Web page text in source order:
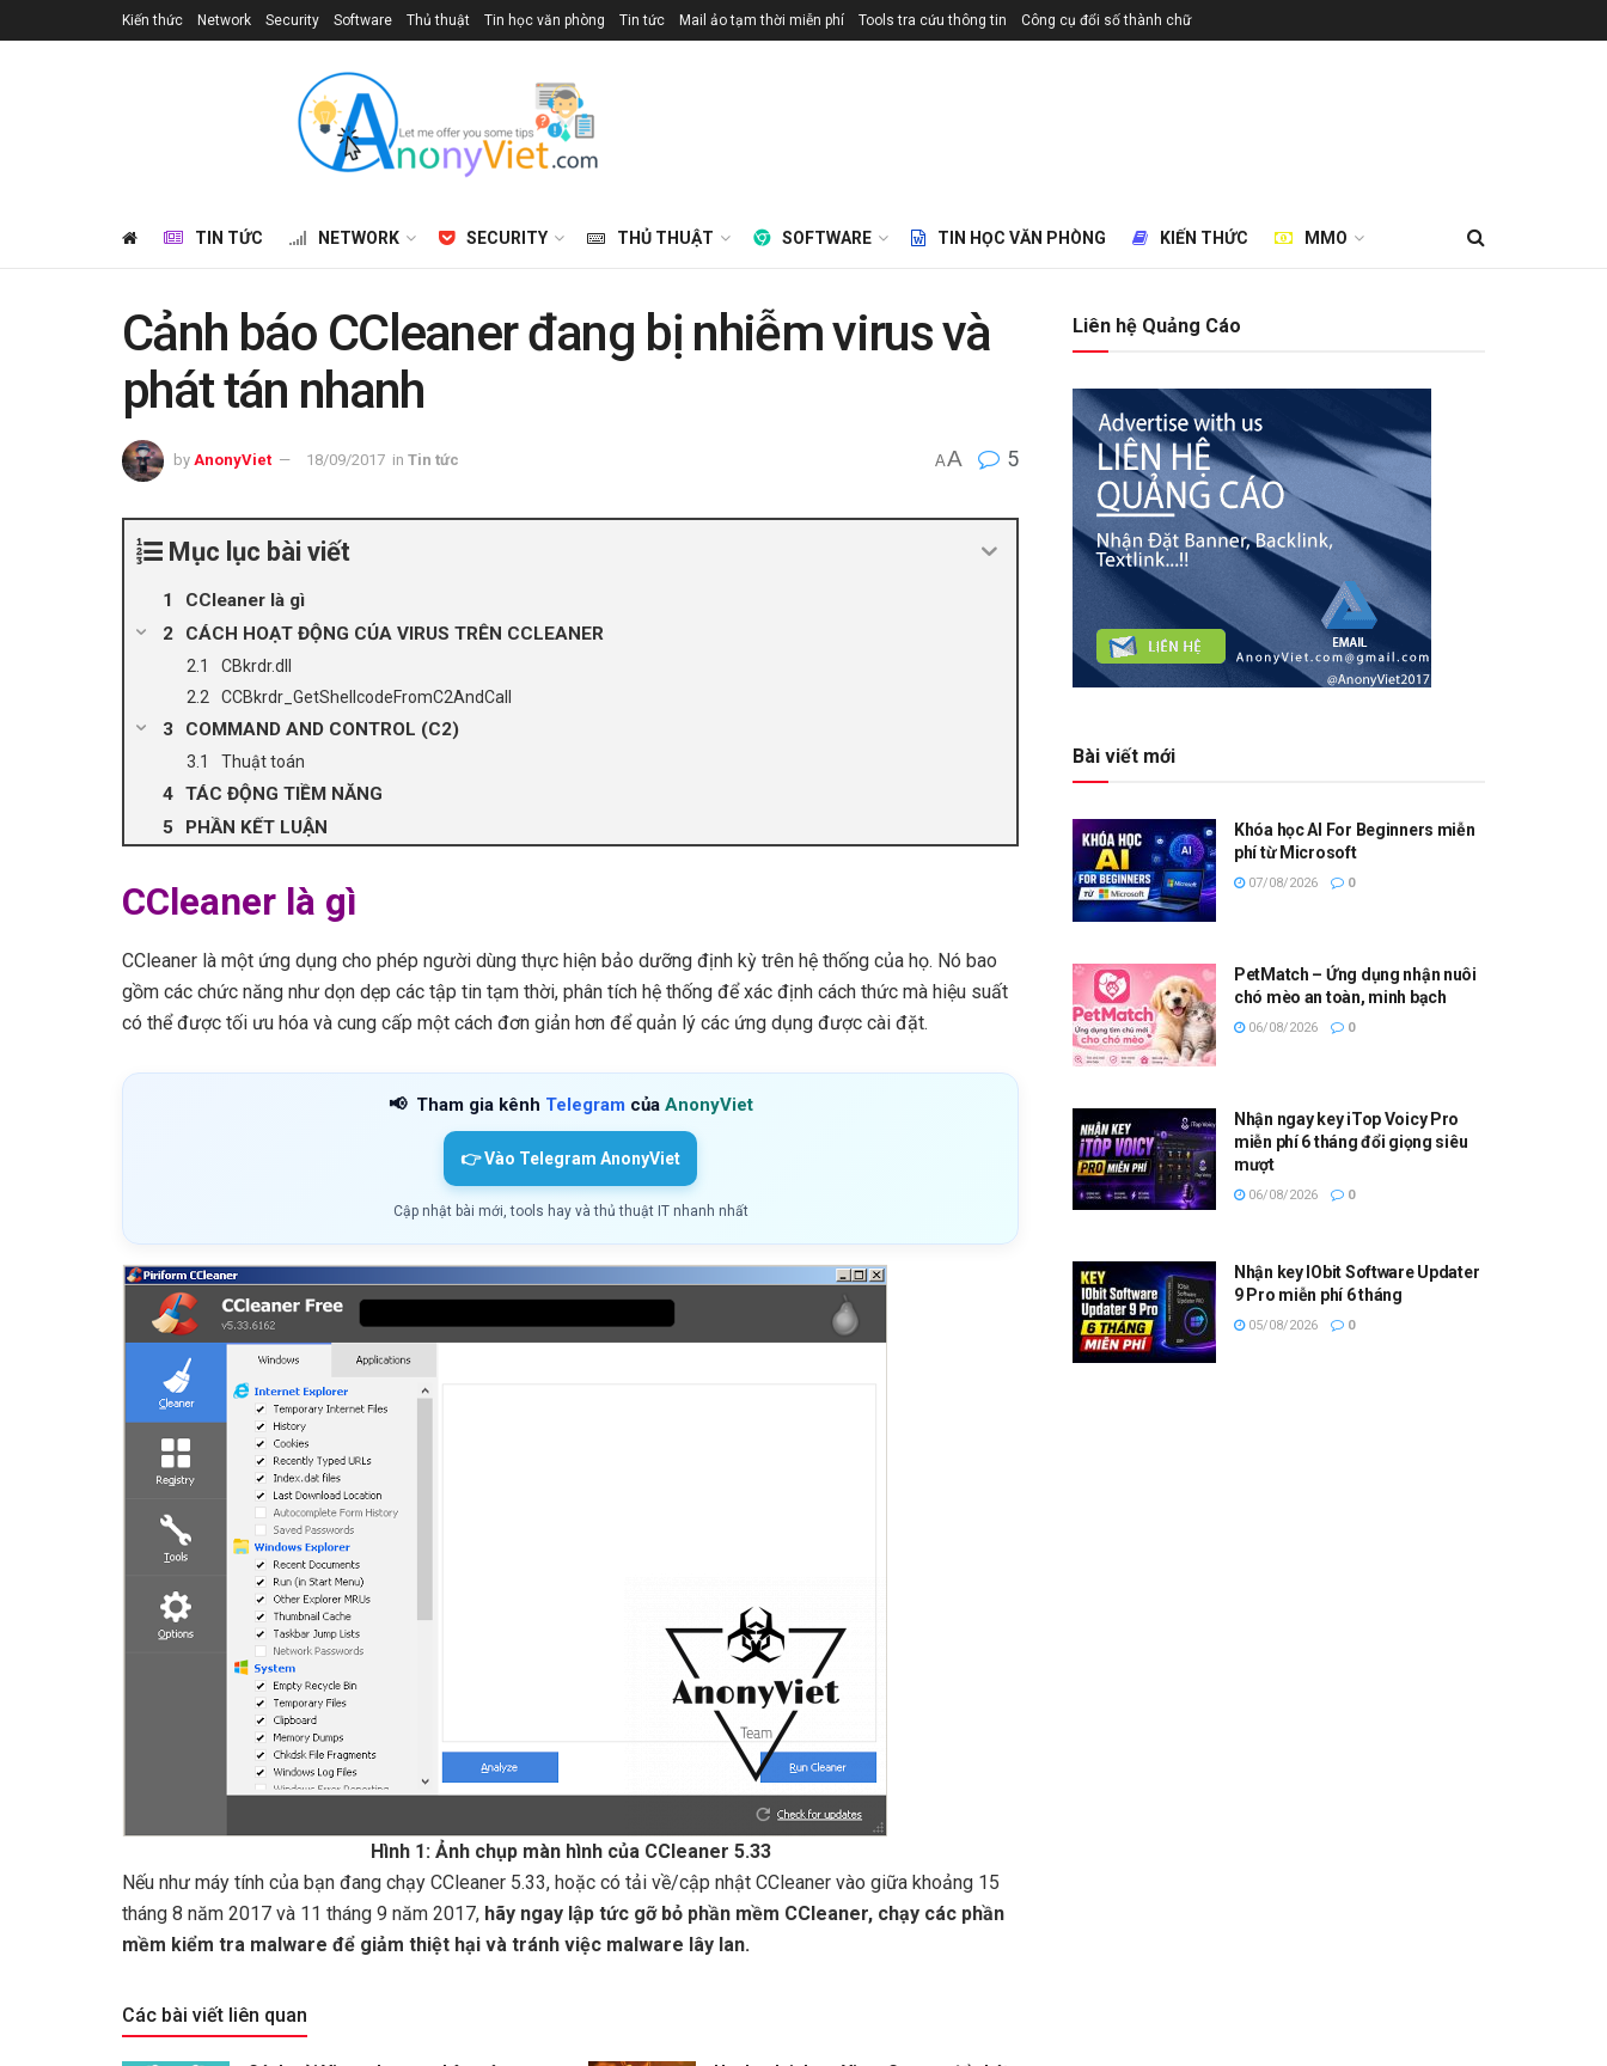
Kiến thức Network Security Software Thủ thuật Tin học văn phòng Tin tức Mail ảo tạm thời miễn phí Tools tra cứu thông tin Công cụ đổi số thành chữ
TIN TỨC NETWORK SECURITY THỦ THUẬT SOFTWARE TIN HỌC VĂN PHÒNG KIẾN THỨC MMO
Cảnh báo CCleaner đang bị nhiễm virus và
phát tán nhanh
by AnonyViet 18/09/2017 in Tin tức AA 5
Mục lục bài viết
CCleaner là gì
CÁCH HOẠT ĐỘNG CỦA VIRUS TRÊN CCLEANER
CBkrdr.dll
CCBkrdr_GetShellcodeFromC2AndCall
COMMAND AND CONTROL (C2)
Thuật toán
TÁC ĐỘNG TIỀM NĂNG
PHẦN KẾT LUẬN
CCleaner là gì
CCleaner là một ứng dụng cho phép người dùng thực hiện bảo dưỡng định kỳ trên hệ thống của họ. Nó bao
gồm các chức năng như dọn dẹp các tập tin tạm thời, phân tích hệ thống để xác định cách thức mà hiệu suất
có thể được tối ưu hóa và cung cấp một cách đơn giản hơn để quản lý các ứng dụng được cài đặt.
📢 Tham gia kênh Telegram của AnonyViet
👉 Vào Telegram AnonyViet
Cập nhật bài mới, tools hay và thủ thuật IT nhanh nhất
Hình 1: Ảnh chụp màn hình của CCleaner 5.33
Nếu như máy tính của bạn đang chạy CCleaner 5.33, hoặc có tải về/cập nhật CCleaner vào giữa khoảng 15
tháng 8 năm 2017 và 11 tháng 9 năm 2017, hãy ngay lập tức gỡ bỏ phần mềm CCleaner, chạy các phần
mềm kiểm tra malware để giảm thiệt hại và tránh việc malware lây lan.
Các bài viết liên quan
Liên hệ Quảng Cáo
Bài viết mới
Khóa học AI For Beginners miễn
phí từ Microsoft
07/08/2026 0
PetMatch – Ứng dụng nhận nuôi
chó mèo an toàn, minh bạch
06/08/2026 0
Nhận ngay key iTop Voicy Pro
miễn phí 6 tháng đổi giọng siêu
mượt
06/08/2026 0
Nhận key IObit Software Updater
9 Pro miễn phí 6 tháng
05/08/2026 0